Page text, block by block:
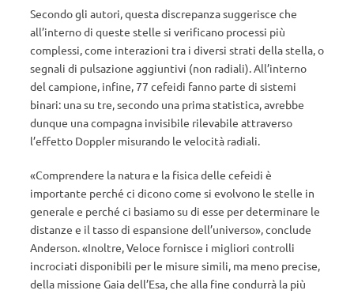
Secondo gli autori, questa discrepanza suggerisce che
all’interno di queste stelle si verificano processi più
complessi, come interazioni tra i diversi strati della stella, o
segnali di pulsazione aggiuntivi (non radiali). All’interno
del campione, infine, 77 cefeidi fanno parte di sistemi
binari: una su tre, secondo una prima statistica, avrebbe
dunque una compagna invisibile rilevabile attraverso
l’effetto Doppler misurando le velocità radiali.
«Comprendere la natura e la fisica delle cefeidi è
importante perché ci dicono come si evolvono le stelle in
generale e perché ci basiamo su di esse per determinare le
distanze e il tasso di espansione dell’universo», conclude
Anderson. «Inoltre, Veloce fornisce i migliori controlli
incrociati disponibili per le misure simili, ma meno precise,
della missione Gaia dell’Esa, che alla fine condurrà la più